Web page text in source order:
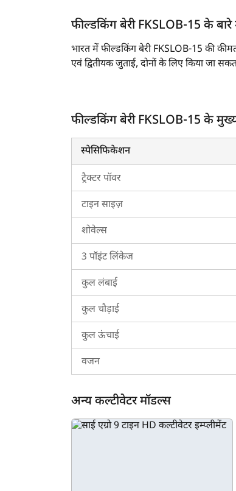
फील्डकिंग बेरी FKSLOB-15 के बारे
भारत में फील्डकिंग बेरी FKSLOB-15 की
एवं द्वितीयक जुताई, दोनों के लिए किया जा
उपकरण के रूप में, कल्टीवेटर खेत की जुताई के
फील्डकिंग बेरी FKSLOB-15 की मुख्य
फील्डकिंग बेरी FKSLOB-15 में की
फील्डकिंग बेरी FKSLOB-15 का कुल
यहन्यू हॉलैंड 5630 TX प्लस 4WD
भारत में फील्डकिंग बेरी FKSLOB-15
भारत में फील्डकिंग बेरी FKSLOB-15 की
फील्डकिंग बेरी FKSLOB-15 के लिए
ट्रैक्टरकारवां फील्डकिंग बेरी FKSLOB-
निर्धारित करने के लिए आप हमारे
लिए बेस्ट का चुनाव करने के लिए आप हमारे
यदि आपको फील्डकिंग बेरी FKSLOB-15 के
फील्डकिंग बेरी FKSLOB-15 के
स्पेसिफिकेशन
ट्रैक्टर पॉवर
टाइन साइज़
शोवेल्स
3 पॉइंट लिंकेज
कुल लंबाई
कुल चौड़ाई
कुल ऊंचाई
वजन
अन्य कल्टीवेटर मॉडल्स